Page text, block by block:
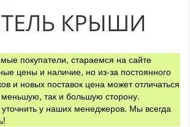
КРЫШИ
покупатели, стараемся на сайте
цены и наличие, но из-за постоянного
и новых поставок цена может отличаться
меньшую, так и большую сторону.
у наших менеджеров. Мы всегда